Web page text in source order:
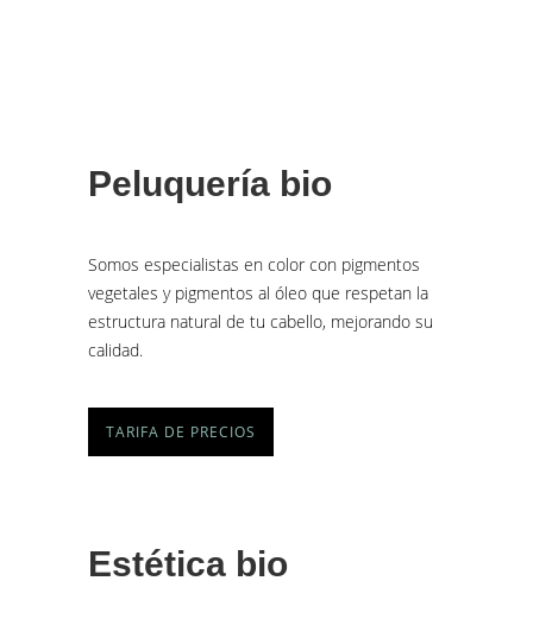
Peluquería bio
Somos especialistas en color con pigmentos
vegetales y pigmentos al óleo que respetan la
estructura natural de tu cabello, mejorando su
calidad.
TARIFA DE PRECIOS
Estética bio